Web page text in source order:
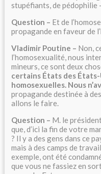
stupéfiants, de pédophilie
Question – Et de
propagande en faveur de
Vladimir Poutine – Non,
l’homosexualité, nous
mineurs, ce sont deux
certains États des
homosexuelles. Nous
propagande destinée à
allons le faire.
Question – M. le
que, d’ici la fin de votre
? Il y a des gens dans ce
mais à des camps de
exemple, ont été
que vous ne fassiez en